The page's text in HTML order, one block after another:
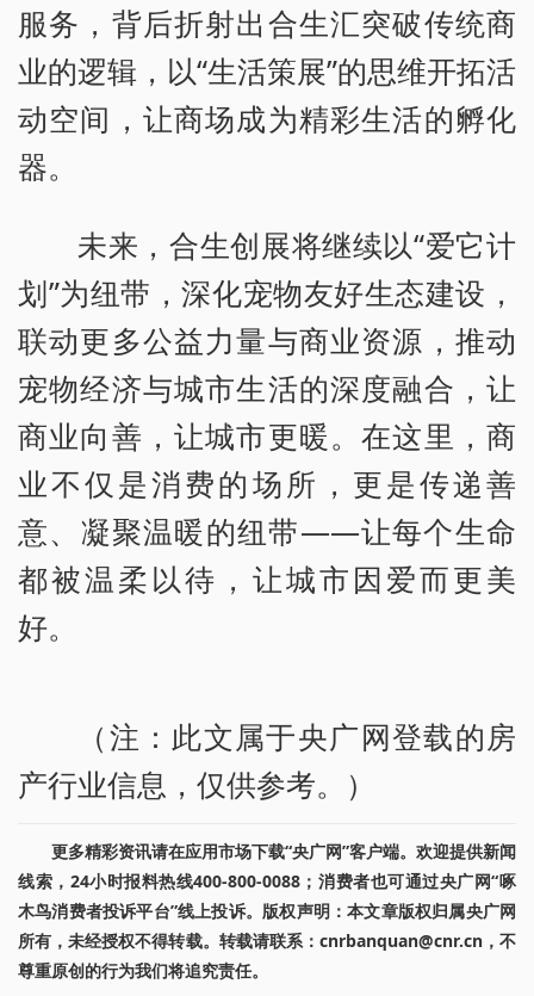
服务，背后折射出合生汇突破传统商
业的逻辑，以“生活策展”的思维开拓活
动空间，让商场成为精彩生活的孵化
器。
未来，合生创展将继续以“爱它计
划”为纽带，深化宠物友好生态建设，
联动更多公益力量与商业资源，推动
宠物经济与城市生活的深度融合，让
商业向善，让城市更暖。在这里，商
业不仅是消费的场所，更是传递善
意、凝聚温暖的纽带——让每个生命
都被温柔以待，让城市因爱而更美
好。
（注：此文属于央广网登载的房
产行业信息，仅供参考。）
更多精彩资讯请在应用市场下载“央广网”客户端。欢迎提供新闻
线索，24小时报料热线400-800-0088；消费者也可通过央广网“啄
木鸟消费者投诉平台”线上投诉。版权声明：本文章版权归属央广网
所有，未经授权不得转载。转载请联系：cnrbanquan@cnr.cn，不
尊重原创的行为我们将追究责任。